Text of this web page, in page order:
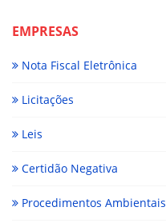
EMPRESAS
Nota Fiscal Eletrônica
Licitações
Leis
Certidão Negativa
Procedimentos Ambientais